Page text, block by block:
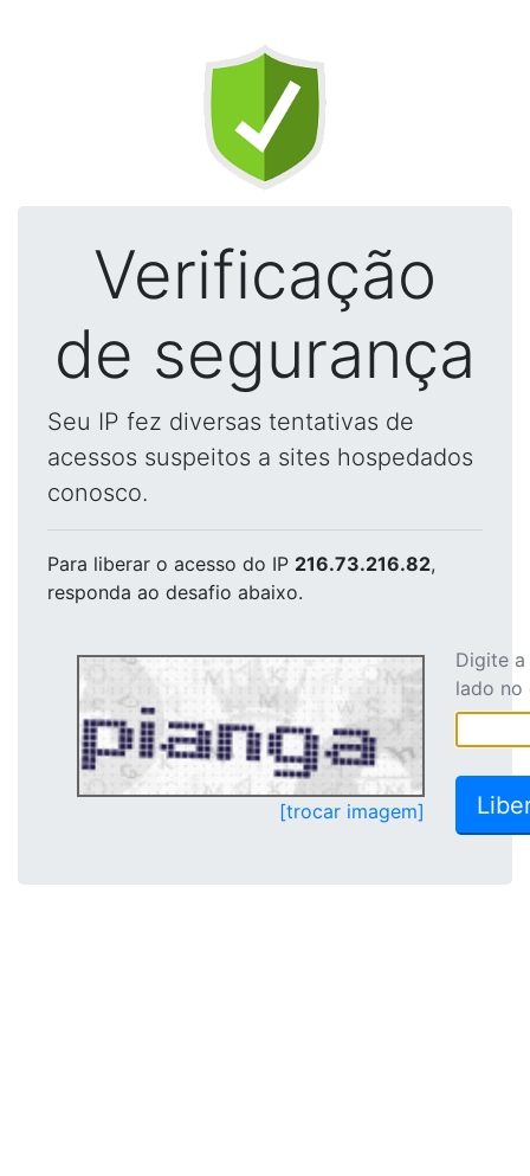
Verificação
de segurança
Seu IP fez diversas tentativas de
acessos suspeitos a sites hospedados
conosco.
Para liberar o acesso do IP 216.73.216.82,
responda ao desafio abaixo.
[trocar imagem]
Digite
lado no